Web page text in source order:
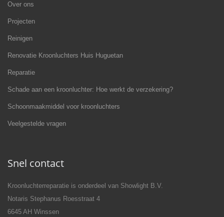
Over ons
Projecten
Reinigen
Renovatie Kroonluchters Huis Huguetan
Reparatie
Schade aan een kroonluchter: Hoe werkt de verzekering?
Schoonmaakmiddel voor kroonluchters
Veelgestelde vragen
Snel contact
Kroonluchterreparatie is onderdeel van Showlight B.V.
Notaris Stephanus Roesstraat 4
6645 AH Winssen